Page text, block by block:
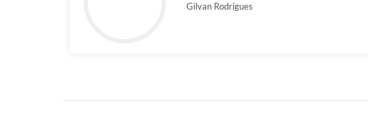
Gilvan Rodrigues